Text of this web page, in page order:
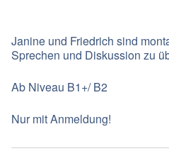
Janine und Friedrich sind
Sprechen und Diskussion zu
Ab Niveau B1+/ B2
Nur mit Anmeldung!